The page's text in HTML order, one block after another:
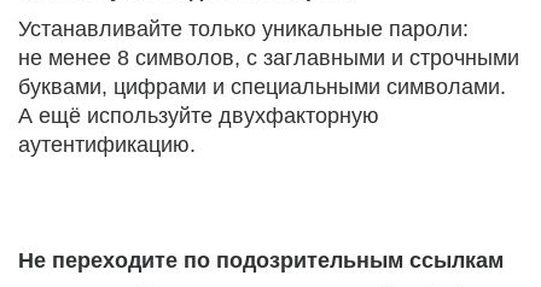
Устанавливайте только уникальные пароли:
не менее 8 символов, с заглавными и строчными
буквами, цифрами и специальными символами.
А ещё используйте двухфакторную
аутентификацию.
Не переходите по подозрительным ссылкам